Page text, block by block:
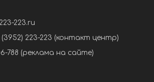
223.ru
(3952) 223-223 (контакт центр)
788 (реклама на сайте)